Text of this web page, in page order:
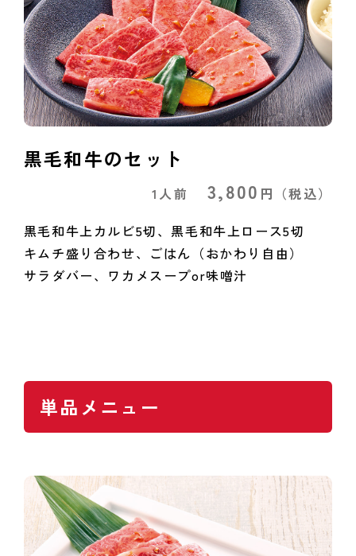
黒毛和牛のセット
1人前 3,800 円 （税込）
黒毛和牛上カルビ5切、黒毛和牛上ロース5切
キムチ盛り合わせ、ごはん（おかわり自由）
サラダバー、ワカメスープor味噌汁
単品メニュー